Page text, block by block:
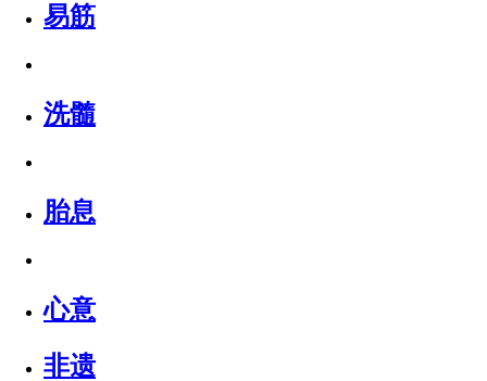
易筋
洗髓
胎息
心意
非遗